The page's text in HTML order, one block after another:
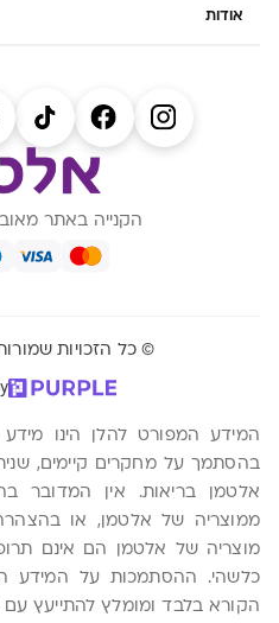
אודות
הקנייה באתר
© כל הזכויות
המידע המפורט להלן הינו
בהסתמך על מחקרים קיימים,
אלטמן בריאות. אין המדובר
ממוצריה של אלטמן, או בהצהרה
מוצריה של אלטמן הם אינם
כלשהי. ההסתמכות על המידע
הקורא בלבד ומומלץ להתייעץ